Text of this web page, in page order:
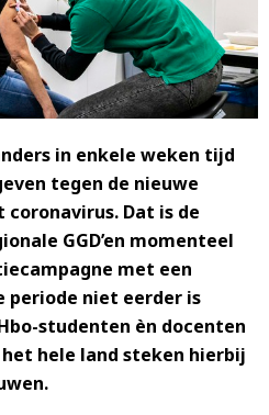
in enkele weken tijd
tegen de nieuwe
Dat is de
GGD’en momenteel
met een
periode niet eerder is
studenten èn docenten
hele land steken hierbij